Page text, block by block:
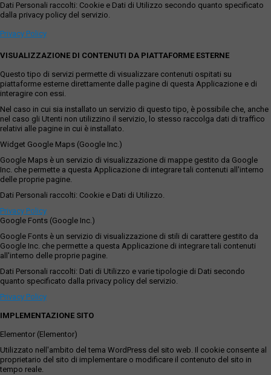
Dati Personali raccolti: Cookie e Dati di Utilizzo secondo quanto specificato
dalla privacy policy del servizio.
Privacy Policy
VISUALIZZAZIONE DI CONTENUTI DA PIATTAFORME ESTERNE
Questo tipo di servizi permette di visualizzare contenuti ospitati su
piattaforme esterne direttamente dalle pagine di questa Applicazione e di
interagire con essi.
Nel caso in cui sia installato un servizio di questo tipo, è possibile che, anche
nel caso gli Utenti non utilizzino il servizio, lo stesso raccolga dati di traffico
relativi alle pagine in cui è installato.
Widget Google Maps (Google Inc.)
Google Maps è un servizio di visualizzazione di mappe gestito da Google
Inc. che permette a questa Applicazione di integrare tali contenuti all'interno
delle proprie pagine.
Dati Personali raccolti: Cookie e Dati di Utilizzo.
Privacy Policy
Google Fonts (Google Inc.)
Google Fonts è un servizio di visualizzazione di stili di carattere gestito da
Google Inc. che permette a questa Applicazione di integrare tali contenuti
all'interno delle proprie pagine.
Dati Personali raccolti: Dati di Utilizzo e varie tipologie di Dati secondo
quanto specificato dalla privacy policy del servizio.
Privacy Policy
IMPLEMENTAZIONE SITO
Elementor (Elementor)
Utilizzato nell'ambito del tema WordPress del sito web. Il cookie consente al
proprietario del sito di implementare o modificare il contenuto del sito in
tempo reale.